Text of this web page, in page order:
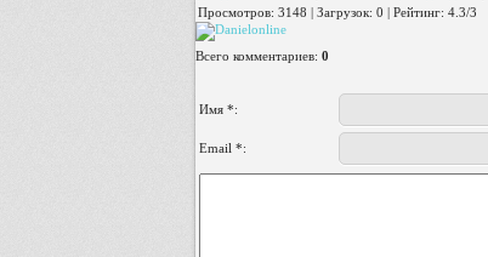
Просмотров: 3148 | Загрузок: 0 | Рейтинг: 4.3/3
Всего комментариев: 0
Имя *:
Email *: